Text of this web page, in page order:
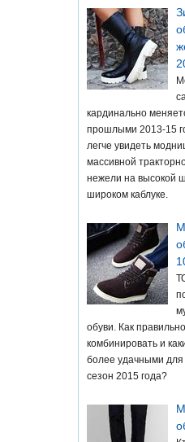
кардинально
прошлыми 2013-15
легче увидеть
массивной
нежели на высокой
широком каблуке.
обуви. Как
комбинировать и
более удачными
сезон 2015 года?